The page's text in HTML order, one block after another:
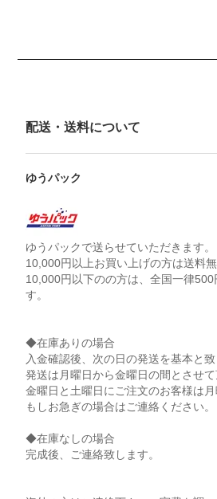
配送・送料について
ゆうパック
ゆうパックで送らせていただきます。
10,000円以上お買い上げの方は送料無
10,000円以下のの方は、全国一律500
す。
◆在庫ありの場合
入金確認後、次の日の発送を基本と
発送は月曜日から金曜日の間とさせて
金曜日と土曜日にご注文のお客様は月
もしお急ぎの場合はご連絡ください。
◆在庫なしの場合
完成後、ご連絡致します。